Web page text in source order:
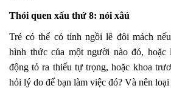
Thói quen xấu thứ 8: nói xâú
Trẻ có thể có tính ngồi lê đôi mách
hình thức của một người nào đó, hoặc
động tỏ ra thiếu tự trọng, hoặc khoa
hỏi lý do để bạn làm việc đó? Và nên